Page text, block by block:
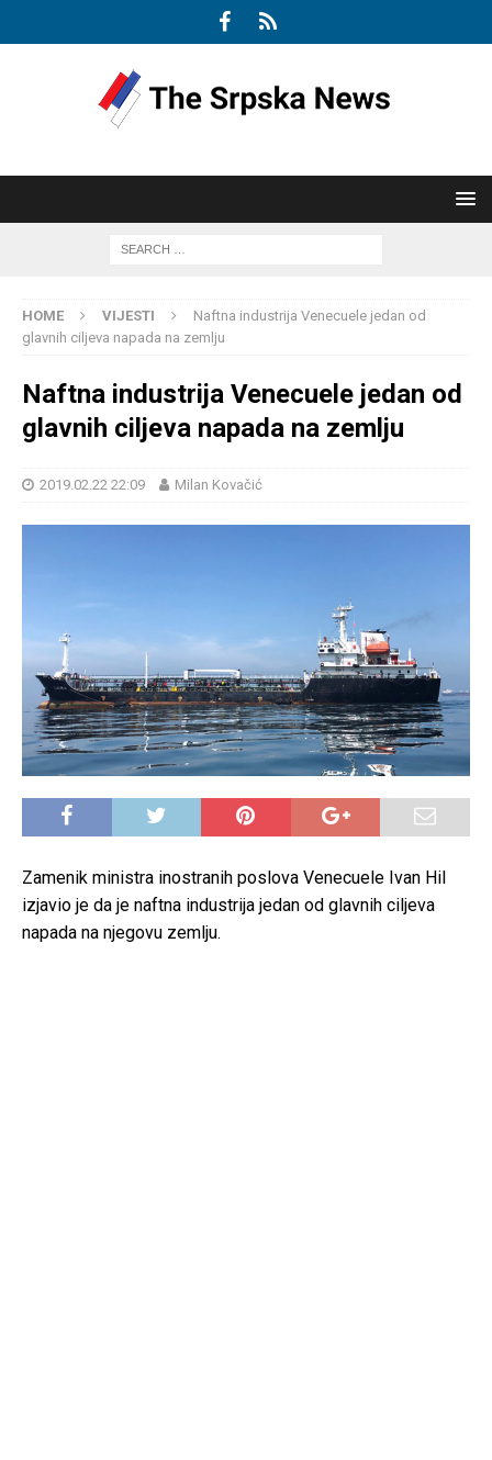
HOME VIJESTI
Naftna industrija Venecuele jedan od
glavnih ciljeva napada na zemlju
Naftna industrija Venecuele jedan od
glavnih ciljeva napada na zemlju
2019.02.22 22:09 Milan Kovačić
Zamenik ministra inostranih poslova Venecuele Ivan Hil
izjavio je da je naftna industrija jedan od glavnih ciljeva
napada na njegovu zemlju.